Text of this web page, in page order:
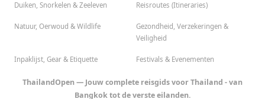
Duiken, Snorkelen & Zeeleven Reisroutes (Itineraries)
Natuur, Oerwoud & Wildlife
Gezondheid, Verzekeringen &
Veiligheid
Inpaklijst, Gear & Etiquette Festivals & Evenementen
ThailandOpen — Jouw complete reisgids voor Thailand - van
Bangkok tot de verste eilanden.